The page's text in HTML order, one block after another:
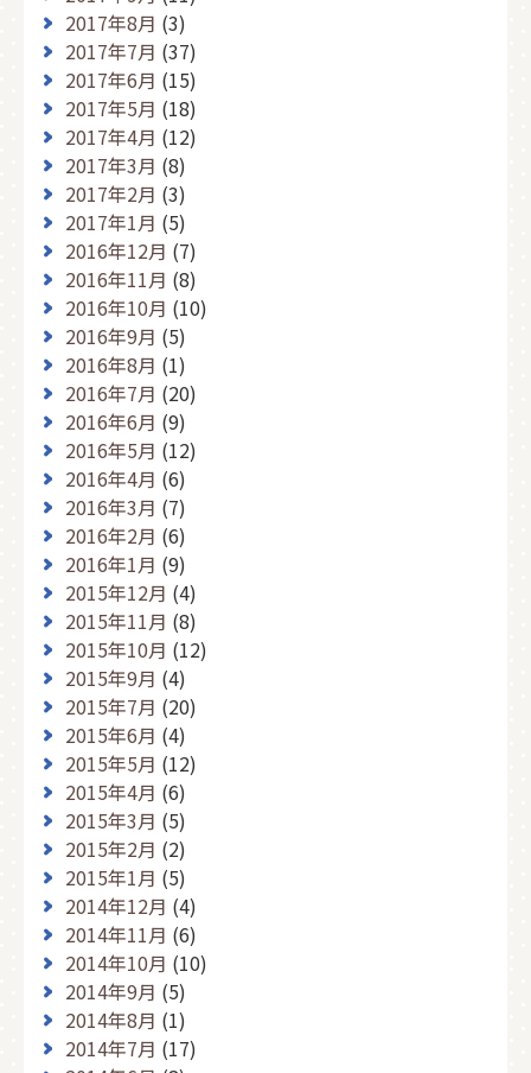
2017年8月 (3)
2017年7月 (37)
2017年6月 (15)
2017年5月 (18)
2017年4月 (12)
2017年3月 (8)
2017年2月 (3)
2017年1月 (5)
2016年12月 (7)
2016年11月 (8)
2016年10月 (10)
2016年9月 (5)
2016年8月 (1)
2016年7月 (20)
2016年6月 (9)
2016年5月 (12)
2016年4月 (6)
2016年3月 (7)
2016年2月 (6)
2016年1月 (9)
2015年12月 (4)
2015年11月 (8)
2015年10月 (12)
2015年9月 (4)
2015年7月 (20)
2015年6月 (4)
2015年5月 (12)
2015年4月 (6)
2015年3月 (5)
2015年2月 (2)
2015年1月 (5)
2014年12月 (4)
2014年11月 (6)
2014年10月 (10)
2014年9月 (5)
2014年8月 (1)
2014年7月 (17)